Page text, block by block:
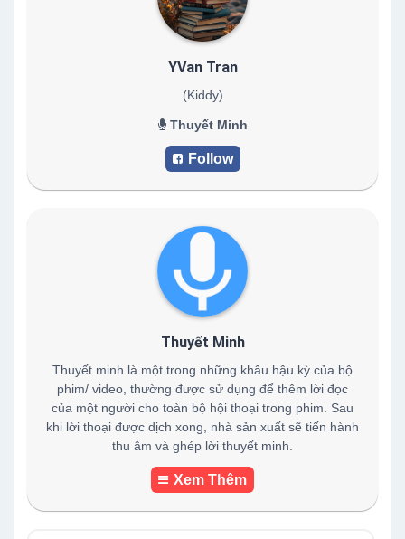
YVan Tran
(Kiddy)
Thuyết Minh
Follow
Thuyết Minh
Thuyết minh là một trong những khâu hậu kỳ của bộ
phim/ video, thường được sử dụng để thêm lời đọc
của một người cho toàn bộ hội thoại trong phim. Sau
khi lời thoại được dịch xong, nhà sản xuất sẽ tiến hành
thu âm và ghép lời thuyết minh.
Xem Thêm